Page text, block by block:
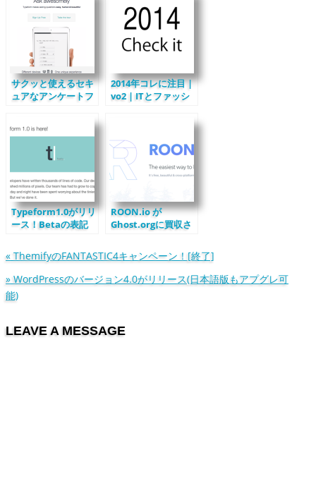
サクッと使えるセキ
ュアなアンケートフ
2014年コレに注目 |
vo2 | ITとファッシ
Typeform1.0がリリ
ース！Betaの表記
ROON.io が
Ghost.orgに買収さ
中の方は要確認！
« ThemifyのFANTASTIC4キャンペーン！[終了]
» WordPressのバージョン4.0がリリース(日本語版もアプグレ可
能)
LEAVE A MESSAGE